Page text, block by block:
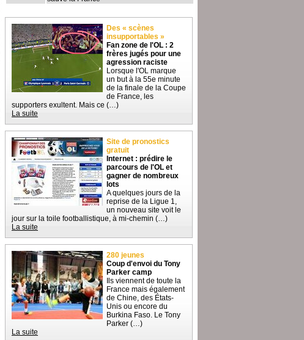
Des « scènes
insupportables »
Fan zone de l'OL : 2
frères jugés pour une
agression raciste
Lorsque l'OL marque
un but à la 55e minute
de la finale de la Coupe
de France, les
supporters exultent. Mais ce (…)
La suite
Site de pronostics
gratuit
Internet : prédire le
parcours de l'OL et
gagner de nombreux
lots
A quelques jours de la
reprise de la Ligue 1,
un nouveau site voit le
jour sur la toile footballistique, à mi-chemin (…)
La suite
280 jeunes
Coup d'envoi du Tony
Parker camp
Ils viennent de toute la
France mais également
de Chine, des États-
Unis ou encore du
Burkina Faso. Le Tony
Parker (…)
La suite